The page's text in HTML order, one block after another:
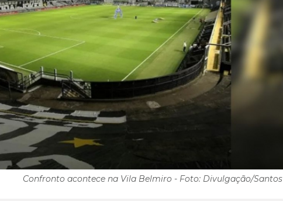
Confronto acontece na Vila Belmiro - Foto: Divulgação/Santos